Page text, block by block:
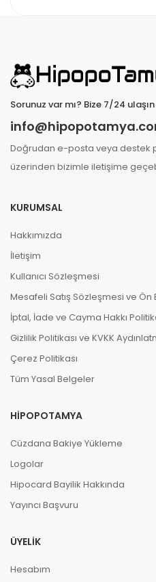
Sorunuz var mı? Bize 7/24 ulaşın
Doğrudan e-posta veya destek
üzerinden bizimle iletişime
KURUMSAL
Hakkımızda
İletişim
Kullanıcı Sözleşmesi
Mesafeli Satış Sözleşmesi ve
İptal, İade ve Cayma Hakkı
Gizlilik Politikası ve KVKK
Çerez Politikası
Tüm Yasal Belgeler
HIPOPOTAMYA
Cüzdana Bakiye Yükleme
Logolar
Hipocard Bayilik Hakkında
Yayıncı Başvuru
ÜYELIK
Hesabım